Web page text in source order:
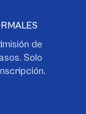
de
Solo